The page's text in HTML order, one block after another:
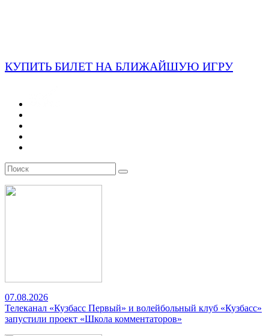
КУПИТЬ БИЛЕТ НА БЛИЖАЙШУЮ ИГРУ
07.08.2026
Телеканал «Кузбасс Первый» и волейбольный клуб «Кузбасс»
запустили проект «Школа комментаторов»